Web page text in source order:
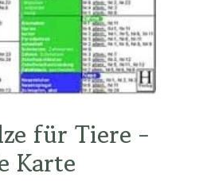
für Tiere -
Karte